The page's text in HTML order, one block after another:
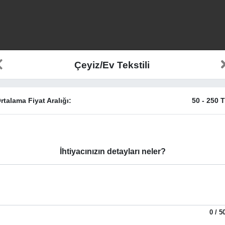
Çeyiz/Ev Tekstili
Fiyat Aralığı: 50 - 250
İhtiyacınızın detayları neler?
0 /